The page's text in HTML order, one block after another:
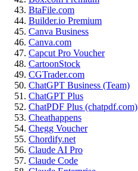
BtaFile.com
Builder.io Premium
Canva Business
Canva.com
Capcut Pro Voucher
CartoonStock
CGTrader.com
ChatGPT Business (Team)
ChatGPT Plus
ChatPDF Plus (chatpdf.com)
Cheathappens
Chegg Voucher
Chordify.net
Claude AI Pro
Claude Code